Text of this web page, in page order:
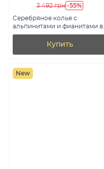
3 492 грн -55%
Серебряное колье с
альпинитами и фианитами в
форме глаза (арт. 7507/
Купить
New